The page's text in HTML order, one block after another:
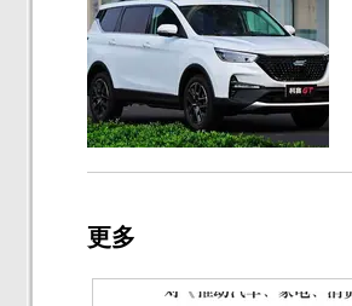
更多